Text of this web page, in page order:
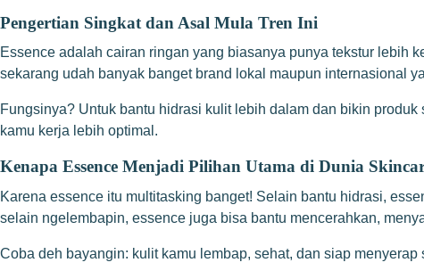
Pengertian Singkat dan Asal Mula Tren Ini
Essence adalah cairan ringan yang biasanya punya tekstur lebih
sekarang udah banyak banget brand lokal maupun internasional
Fungsinya? Untuk bantu hidrasi kulit lebih dalam dan bikin
kamu kerja lebih optimal.
Kenapa Essence Menjadi Pilihan Utama di Dunia
Karena essence itu multitasking banget! Selain bantu hidrasi,
selain ngelembapin, essence juga bisa bantu mencerahkan,
Coba deh bayangin: kulit kamu lembap, sehat, dan siap